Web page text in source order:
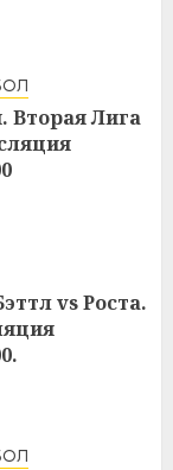
Вторая Лига
vs Роста.